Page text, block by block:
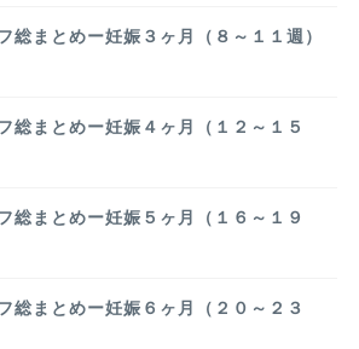
総まとめー妊娠３ヶ月（８～１１週）
総まとめー妊娠４ヶ月（１２～１５
総まとめー妊娠５ヶ月（１６～１９
総まとめー妊娠６ヶ月（２０～２３